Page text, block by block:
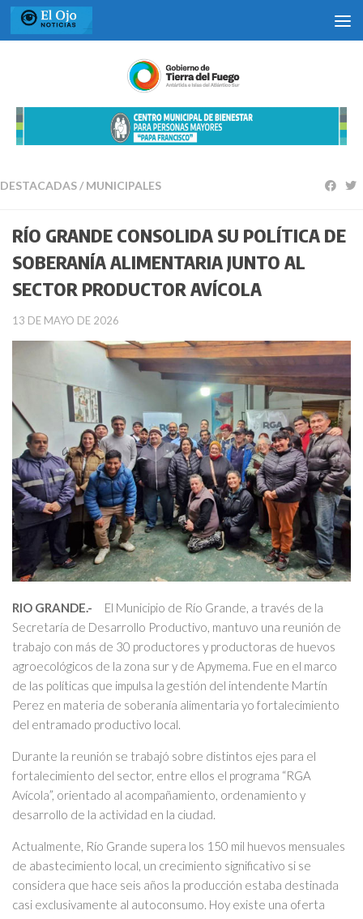
Saltar al contenido
DESTACADAS/ MUNICIPALES
RÍO GRANDE CONSOLIDA SU POLÍTICA DE
SOBERANÍA ALIMENTARIA JUNTO AL
SECTOR PRODUCTOR AVÍCOLA
13 DE MAYO DE 2026
RIO GRANDE.- El Municipio de Río Grande, a través de la
Secretaría de Desarrollo Productivo, mantuvo una reunión de
trabajo con más de 30 productores y productoras de huevos
agroecológicos de la zona sur y de Apymema. Fue en el marco
de las políticas que impulsa la gestión del intendente Martín
Perez en materia de soberanía alimentaria yo fortalecimiento
del entramado productivo local.
Durante la reunión se trabajó sobre distintos ejes para el
fortalecimiento del sector, entre ellos el programa “RGA
Avícola”, orientado al acompañamiento, ordenamiento y
desarrollo de la actividad en la ciudad.
Actualmente, Río Grande supera los 150 mil huevos mensuales
de abastecimiento local, un crecimiento significativo si se
considera que hace seis años la producción estaba destinada
casi exclusivamente al autoconsumo. Hoy existe una oferta